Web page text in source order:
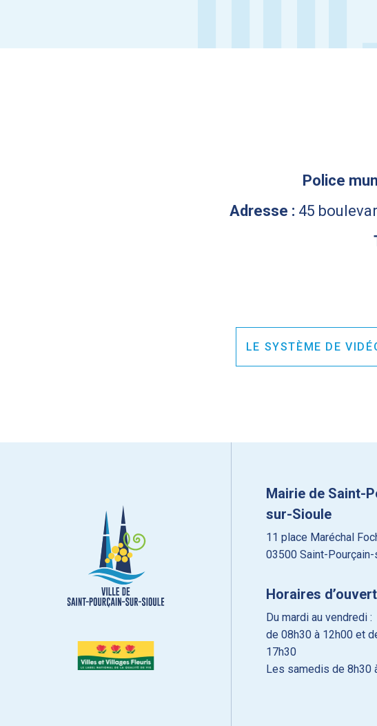
Police
Adresse : 45
LE SYSTÈME DE
Mairie de Saint-
sur-Sioule
11 place Maréchal
03500 Saint-
Horaires
Du mardi au vendredi :
de 08h30 à 12h00 et
17h30
Les samedis de 8h30